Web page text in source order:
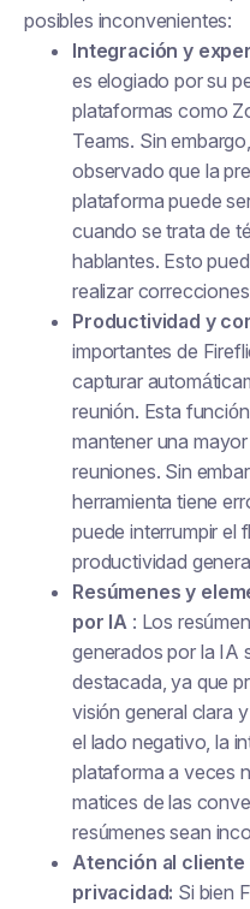
posibles inconvenientes:
Integración y
es elogiado por su
plataformas como
Teams. Sin
observado que la
plataforma puede
cuando se trata de
hablantes. Esto
realizar
Productividad y
importantes de
capturar
reunión. Esta
mantener una
reuniones. Sin
herramienta tiene
puede interrumpir el
productividad
Resúmenes y
por IA : Los
generados por la IA
destacada, ya que
visión general clara
el lado negativo, la
plataforma a veces
matices de las
resúmenes sean
Atención al
privacidad: Si bien